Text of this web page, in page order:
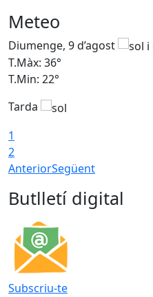
Meteo
Diumenge, 9 d’agost
T.Màx: 36°
T.Min: 22°
Tarda
1
2
AnteriorSegüent
Butlletí digital
Subscriu-te